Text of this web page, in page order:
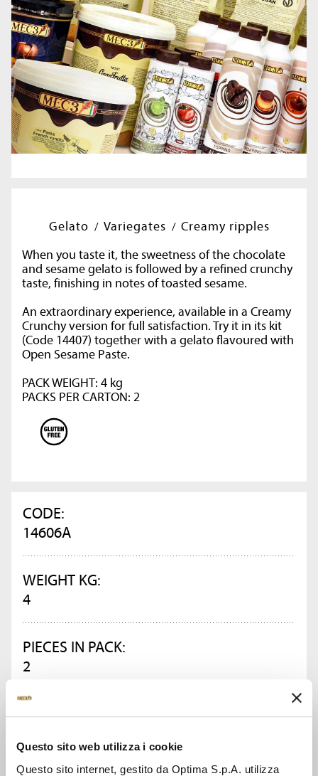
Questo sito web utilizza i cookie
Questo sito internet, gestito da Optima S.p.A. utilizza
Gelato Variegates
Creamy ripples
When you taste it, the sweetness of the chocolate
and sesame gelato is followed by a refined crunchy
taste, finishing in notes of toasted sesame.
An extraordinary experience, available in a Creamy
Crunchy version for full satisfaction. Try it in its kit
(Code 14407) together with a gelato flavoured with
Open Sesame Paste.
PACK WEIGHT: 4 kg
PACKS PER CARTON: 2
CODE:
14606A
WEIGHT KG:
4
PIECES IN PACK:
2
ASK FOR INFORMATION